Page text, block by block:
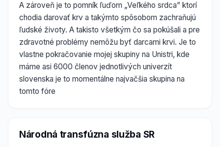
A zároveň je to pomník ľuďom „Veľkého srdca” ktorí
chodia darovať krv a takýmto spôsobom zachraňujú
ľudské životy. A takisto všetkým čo sa pokúšali a pre
zdravotné problémy nemôžu byť darcami krvi. Je to
vlastne pokračovanie mojej skupiny na Unistri, kde
máme asi 6000 členov jednotlivých univerzít
slovenska je to momentálne najvačšia skupina na
tomto fóre
Národná transfúzna služba SR